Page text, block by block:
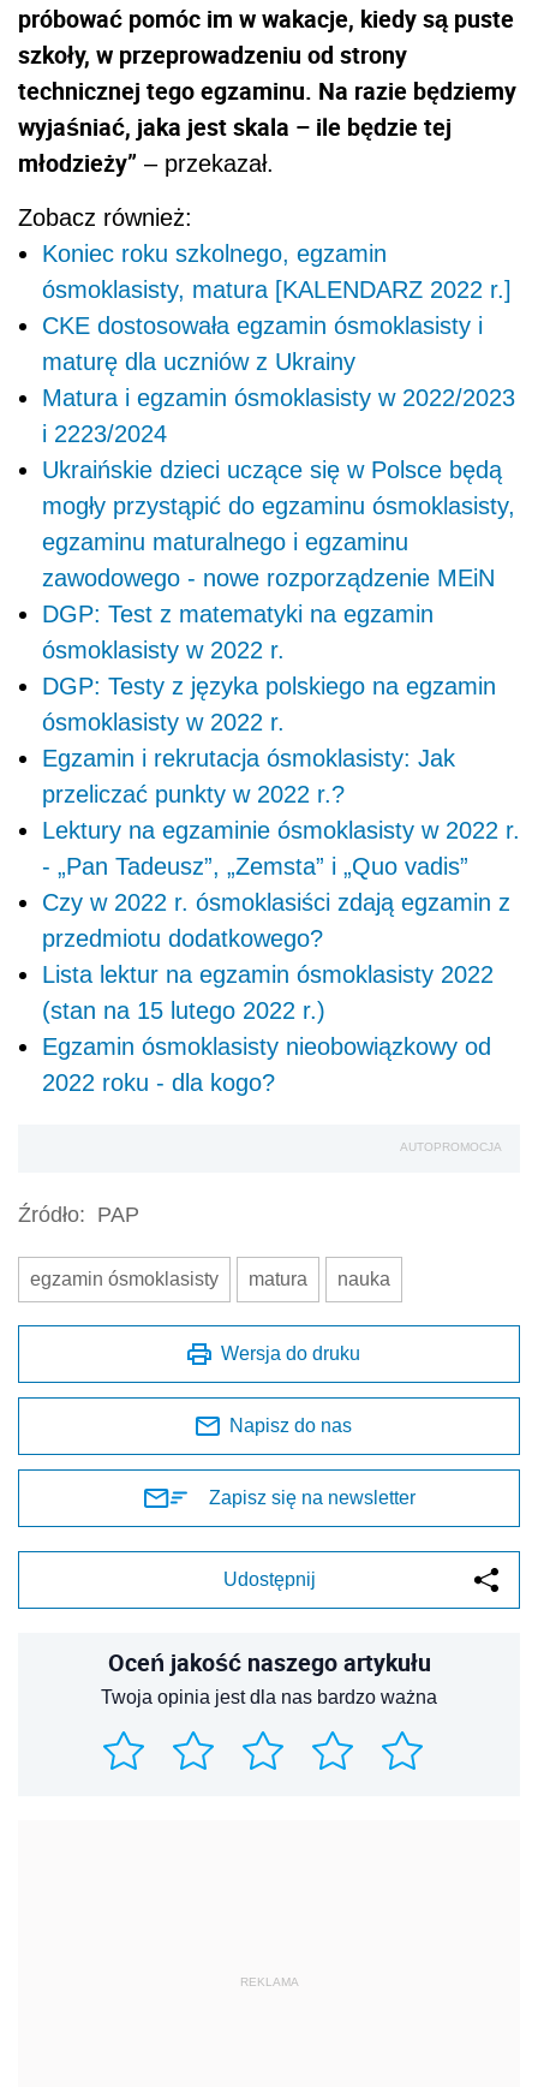
próbować pomóc im w wakacje, kiedy są puste
szkoły, w przeprowadzeniu od strony
technicznej tego egzaminu. Na razie będziemy
wyjaśniać, jaka jest skala – ile będzie tej
młodzieży” – przekazał.
Zobacz również:
Koniec roku szkolnego, egzamin
ósmoklasisty, matura [KALENDARZ 2022 r.]
CKE dostosowała egzamin ósmoklasisty i
maturę dla uczniów z Ukrainy
Matura i egzamin ósmoklasisty w 2022/2023
i 2223/2024
Ukraińskie dzieci uczące się w Polsce będą
mogły przystąpić do egzaminu ósmoklasisty,
egzaminu maturalnego i egzaminu
zawodowego - nowe rozporządzenie MEiN
DGP: Test z matematyki na egzamin
ósmoklasisty w 2022 r.
DGP: Testy z języka polskiego na egzamin
ósmoklasisty w 2022 r.
Egzamin i rekrutacja ósmoklasisty: Jak
przeliczać punkty w 2022 r.?
Lektury na egzaminie ósmoklasisty w 2022 r.
- „Pan Tadeusz”, „Zemsta” i „Quo vadis”
Czy w 2022 r. ósmoklasiści zdają egzamin z
przedmiotu dodatkowego?
Lista lektur na egzamin ósmoklasisty 2022
(stan na 15 lutego 2022 r.)
Egzamin ósmoklasisty nieobowiązkowy od
2022 roku - dla kogo?
AUTOPROMOCJA
Źródło: PAP
egzamin ósmoklasisty matura nauka
Wersja do druku
Napisz do nas
Zapisz się na newsletter
Udostępnij
Oceń jakość naszego artykułu
Twoja opinia jest dla nas bardzo ważna
REKLAMA